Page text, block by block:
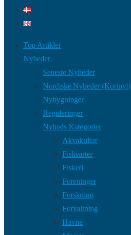
Top Artikler
Nyheder
Seneste Nyheder
Nordiske Nyheder (Kortnyt)
Nybygninger
Reguleringer
Nyheds Kategorier
Akvakultur
Fiskearter
Fiskeri
Foreninger
Forskning
Forvaltning
Havne